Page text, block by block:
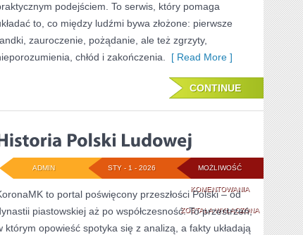
podejściem. To serwis, który pomaga
to, co między ludźmi bywa złożone: pierwsze
zauroczenie, pożądanie, ale też zgrzyty,
chłód i zakończenia.
[ Read More ]
CONTINUE
MOŻLIWOŚĆ
KOMENTOWANIAHISTORIA
POLSKI
LUDOWEJ
ZOSTAŁA WYŁĄCZONA
STY - 1 - 2026
ADMIN
to portal poświęcony przeszłości Polski – od
piastowskiej aż po współczesność. To przestrzeń,
którym opowieść spotyka się z analizą, a fakty układają